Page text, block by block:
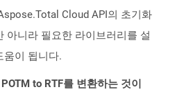
Cloud API의 초기화
아니라 필요한 라이브러리를 설
움이 됩니다.
to RTF를 변환하는 것이